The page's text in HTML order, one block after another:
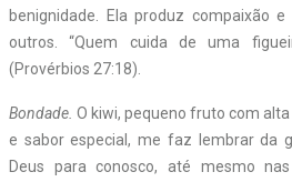
benignidade. Ela produz compaixão
outros. “Quem cuida de uma
(Provérbios 27:18).
Bondade. O kiwi, pequeno fruto com
e sabor especial, me faz lembrar da
Deus para conosco, até mesmo